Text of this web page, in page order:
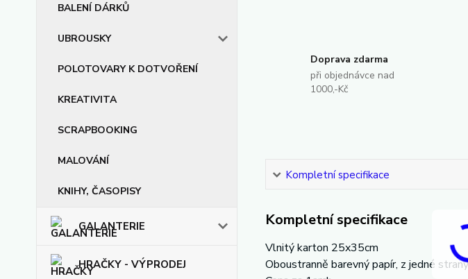
BALENÍ DÁRKŮ
UBROUSKY
POLOTOVARY K DOTVOŘENÍ
KREATIVITA
SCRAPBOOKING
MALOVÁNÍ
KNIHY, ČASOPISY
GALANTERIE
HRAČKY - VÝPRODEJ
Doprava zdarma
při objednávce nad
1000,-Kč
Kompletní specifikace
Kompletní specifikace
Vlnitý karton 25x35cm
Oboustranně barevný papír, z jedné